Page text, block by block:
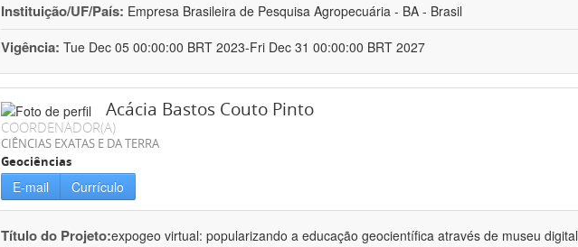
Instituição/UF/País: Empresa Brasileira de Pesquisa Agropecuária - BA - Brasil
Vigência: Tue Dec 05 00:00:00 BRT 2023-Fri Dec 31 00:00:00 BRT 2027
Acácia Bastos Couto Pinto
COORDENADOR(A)
CIÊNCIAS EXATAS E DA TERRA
Geociências
E-mail Currículo
Título do Projeto:expogeo virtual: popularizando a educação geocientífica através de museu digital